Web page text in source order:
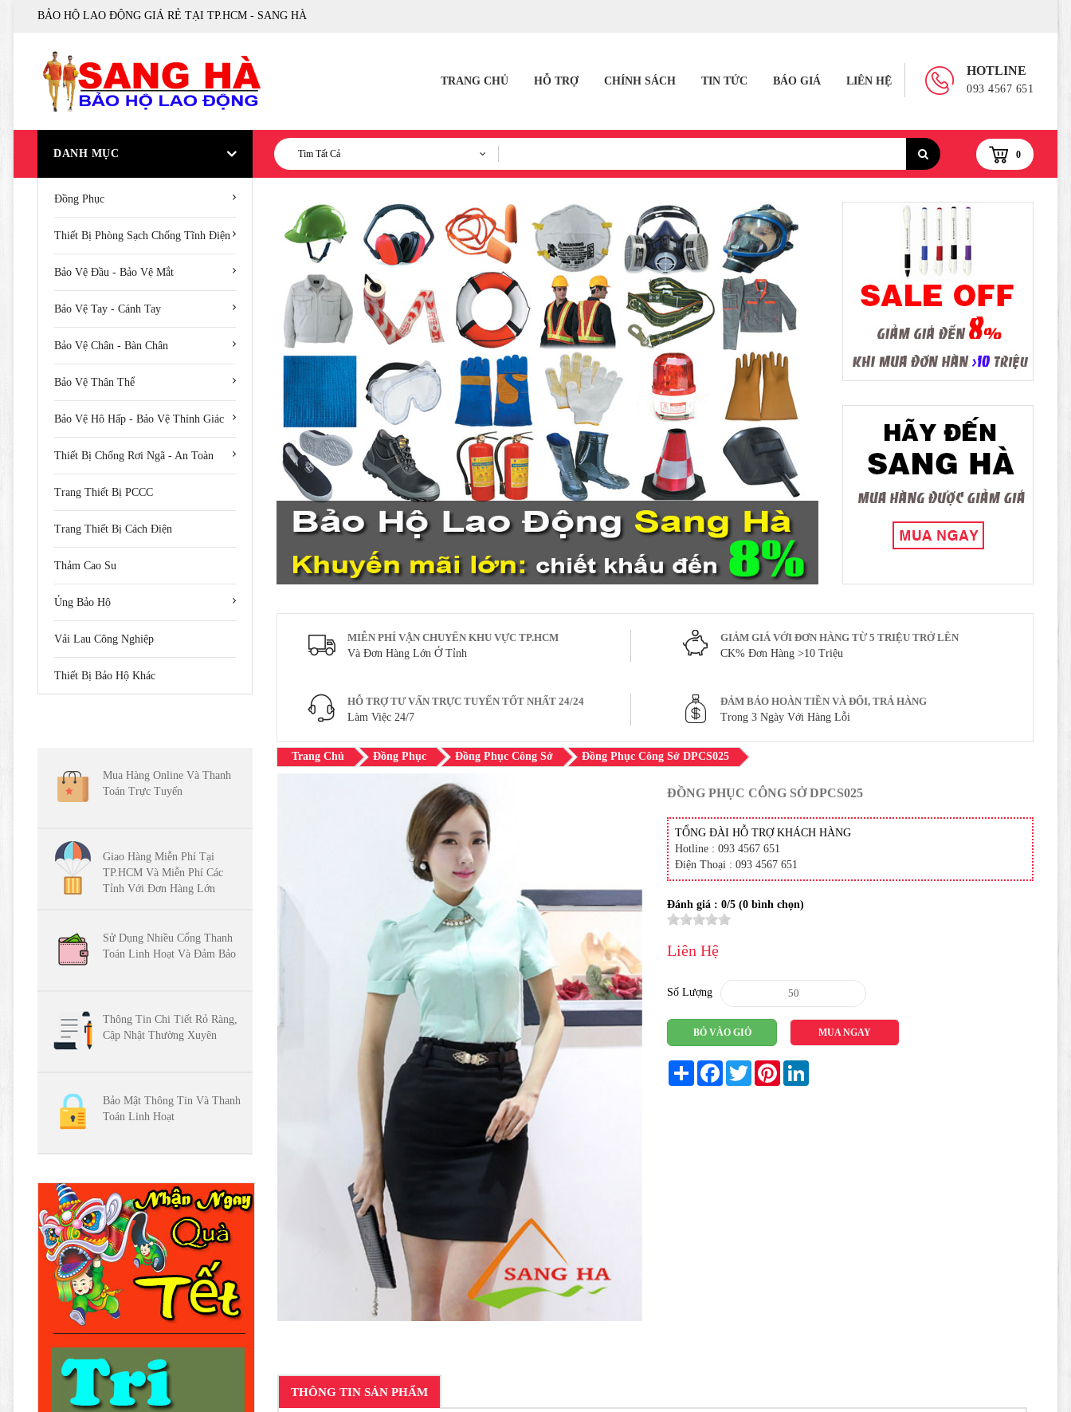
BẢO HỘ LAO ĐỘNG GIÁ RẺ TẠI TP.HCM - SANG HÀ
HOTLINE
093 4567 651
TRANG CHỦ HỖ TRỢ CHÍNH SÁCH TIN TỨC BÁO GIÁ LIÊN HỆ
DANH MỤC Tìm Tất Cả 0
Đồng Phục
Thiết Bị Phòng Sạch Chống Tĩnh Điện
Bảo Vệ Đầu - Bảo Vệ Mắt
Bảo Vệ Tay - Cánh Tay
Bảo Vệ Chân - Bàn Chân
Bảo Vệ Thân Thể
Bảo Vệ Hô Hấp - Bảo Vệ Thính Giác
Thiết Bị Chống Rơi Ngã - An Toàn
Trang Thiết Bị PCCC
Trang Thiết Bị Cách Điện
Thảm Cao Su
Ủng Bảo Hộ
Vải Lau Công Nghiệp
Thiết Bị Bảo Hộ Khác
MIỄN PHÍ VẬN CHUYỂN KHU VỰC TP.HCM
Và Đơn Hàng Lớn Ở Tỉnh
GIẢM GIÁ VỚI ĐƠN HÀNG TỪ 5 TRIỆU TRỞ LÊN
CK% Đơn Hàng >10 Triệu
HỖ TRỢ TƯ VẤN TRỰC TUYẾN TỐT NHẤT 24/24
Làm Việc 24/7
ĐẢM BẢO HOÀN TIỀN VÀ ĐỔI, TRẢ HÀNG
Trong 3 Ngày Với Hàng Lỗi
Mua Hàng Online Và Thanh
Toán Trực Tuyến
Giao Hàng Miễn Phí Tại
TP.HCM Và Miễn Phí Các
Tỉnh Với Đơn Hàng Lớn
Sử Dụng Nhiều Cổng Thanh
Toán Linh Hoạt Và Đảm Bảo
Thông Tin Chi Tiết Rỏ Ràng,
Cập Nhật Thường Xuyên
Bảo Mật Thông Tin Và Thanh
Toán Linh Hoạt
Trang Chủ Đồng Phục Đồng Phục Công Sở Đồng Phục Công Sở DPCS025
ĐỒNG PHỤC CÔNG SỞ DPCS025
TỔNG ĐÀI HỖ TRỢ KHÁCH HÀNG
Hotline : 093 4567 651
Điện Thoại : 093 4567 651
Đánh giá : 0/5 (0 bình chọn)
Liên Hệ
Số Lượng
BỎ VÀO GIỎ MUA NGAY
Share FacebookTwitterPinterest
THÔNG TIN SẢN PHẨM